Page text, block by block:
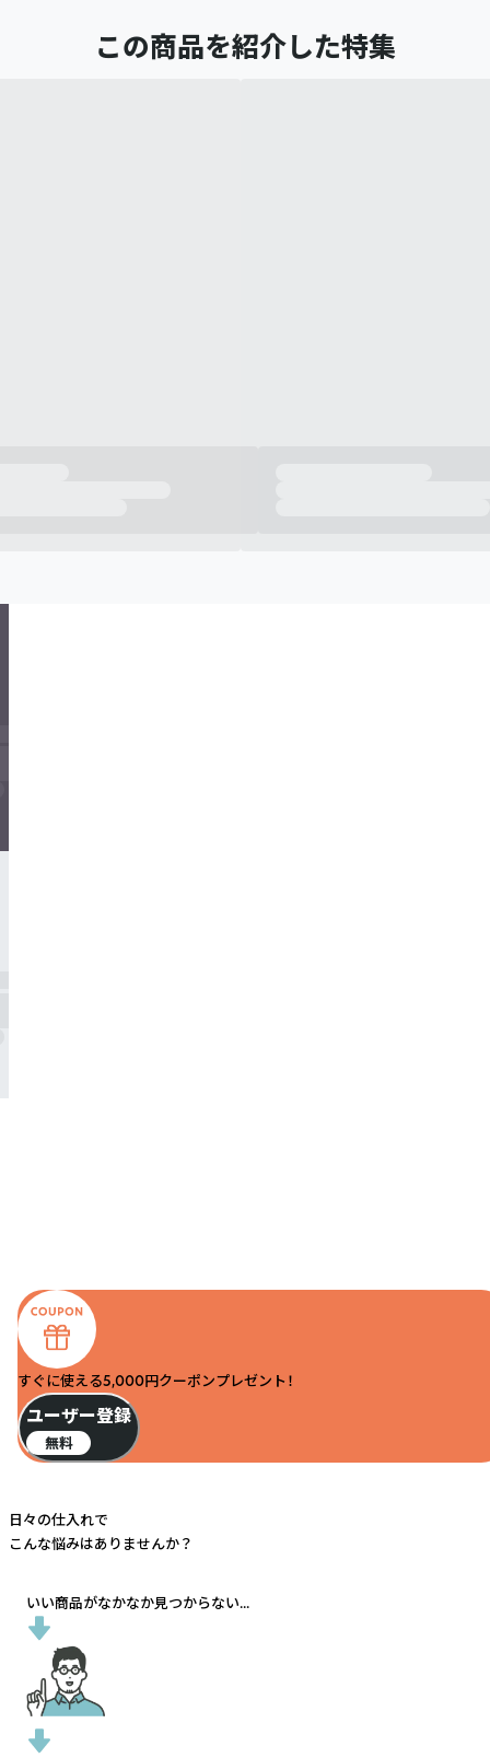
この商品を紹介した特集
すぐに使える5,000円クーポンプレゼント！
ユーザー登録
無料
日々の仕入れで
こんな悩みはありませんか？
いい商品がなかなか見つからない...